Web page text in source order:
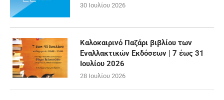
30 Ιουλίου 2026
Καλοκαιρινό Παζάρι βιβλίου των
Εναλλακτικών Εκδόσεων | 7 έως 31
Ιουλίου 2026
28 Ιουλίου 2026